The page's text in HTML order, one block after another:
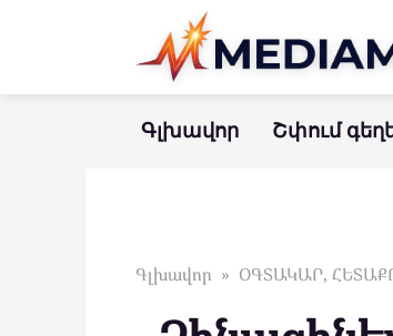
Գլխավոր Շփում
Գլխավոր » ՕԳՏԱԿԱՐ,